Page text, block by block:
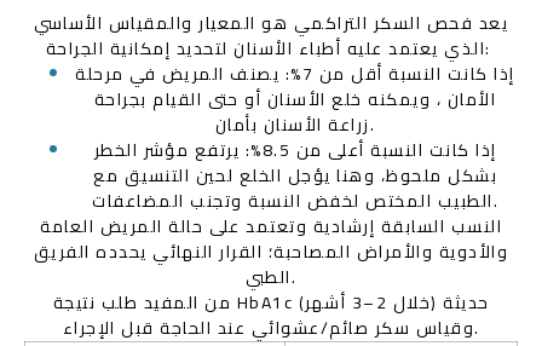
يعد فحص السكر التراكمي هو المعيار والمقياس الأساسي
الذي يعتمد عليه أطباء الأسنان لتحديد إمكانية الجراحة:
إذا كانت النسبة أقل من 7%: يصنف المريض في مرحلة
الأمان ، ويمكنه خلع الأسنان أو حتى القيام بجراحة
زراعة الأسنان بأمان.
إذا كانت النسبة أعلى من 8.5%: يرتفع مؤشر الخطر
بشكل ملحوظ، وهنا يؤجل الخلع لحين التنسيق مع
الطبيب المختص لخفض النسبة وتجنب المضاعفات.
النسب السابقة إرشادية وتعتمد على حالة المريض العامة
والأدوية والأمراض المصاحبة؛ القرار النهائي يحدده الفريق
الطبي.
من المفيد طلب نتيجة HbA1c حديثة (خلال 2–3 أشهر)
وقياس سكر صائم/عشوائي عند الحاجة قبل الإجراء.